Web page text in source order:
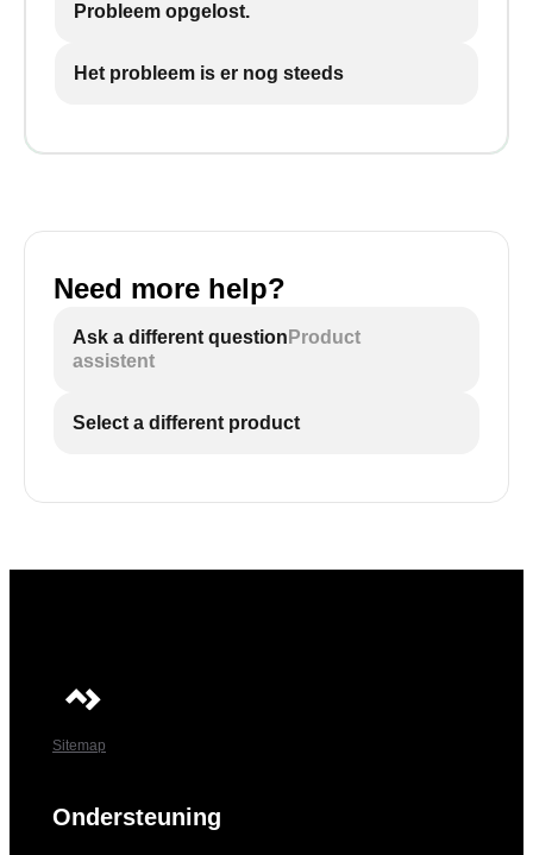
Probleem opgelost.
Het probleem is er nog steeds
Need more help?
Ask a different question Product
assistent
Select a different product
Sitemap
Ondersteuning